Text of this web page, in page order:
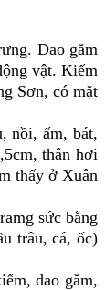
Dao găm
vật. Kiếm
Sơn, có mặt
nồi, ấm, bát,
thân hơi
thấy ở Xuân
sức bằng
trâu, cá, ốc)
dao găm,